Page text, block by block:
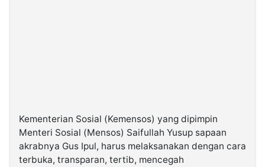
Kementerian Sosial (Kemensos) yang dipimpin
Menteri Sosial (Mensos) Saifullah Yusup sapaan
akrabnya Gus Ipul, harus melaksanakan dengan cara
terbuka, transparan, tertib, mencegah